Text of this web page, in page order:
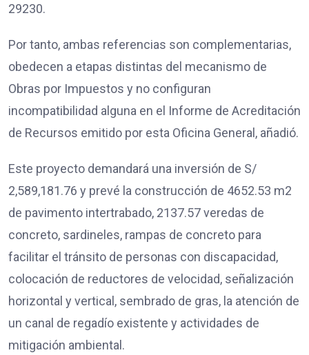
29230.
Por tanto, ambas referencias son complementarias,
obedecen a etapas distintas del mecanismo de
Obras por Impuestos y no configuran
incompatibilidad alguna en el Informe de Acreditación
de Recursos emitido por esta Oficina General, añadió.
Este proyecto demandará una inversión de S/
2,589,181.76 y prevé la construcción de 4652.53 m2
de pavimento intertrabado, 2137.57 veredas de
concreto, sardineles, rampas de concreto para
facilitar el tránsito de personas con discapacidad,
colocación de reductores de velocidad, señalización
horizontal y vertical, sembrado de gras, la atención de
un canal de regadío existente y actividades de
mitigación ambiental.